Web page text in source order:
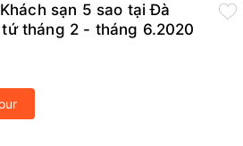
sạn 5 sao tại Đà
tháng 2 - tháng 6.2020